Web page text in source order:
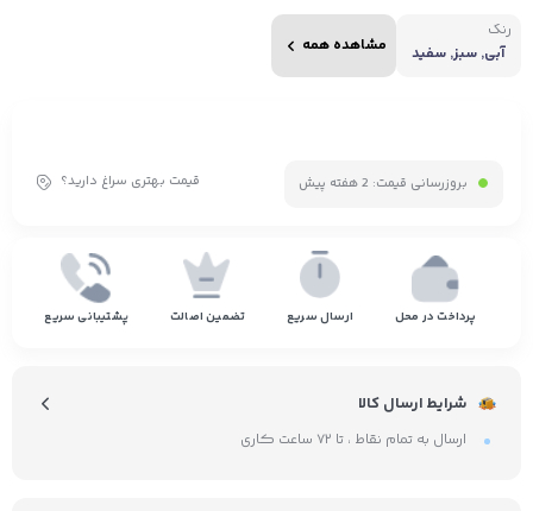
رنگ
آبی, سبز, سفید
مشاهده همه
بروزرسانی قیمت: 2 هفته پیش قیمت بهتری سراغ دارید؟
پرداخت در محل ارسال سریع تضمین اصالت پشتیبانی سریع
شرایط ارسال کالا
ارسال به تمام نقاط ، تا ۷۲ ساعت کاری